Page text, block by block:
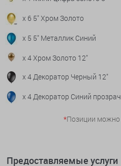
x 6 5" Хром Золото
x 5 5" Металлик Синий
x 4 Хром Золото 12"
x 4 Декоратор Черный 12"
x 4 Декоратор Синий
*Позиции можно
Предоставляемые услуги